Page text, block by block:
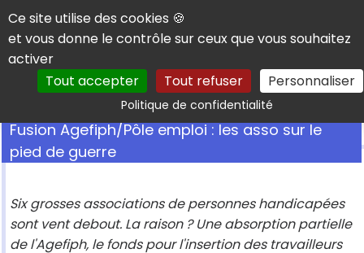
Panneau de gestion des cookies
Ce site utilise des cookies 🍪
et vous donne le contrôle sur ceux que vous souhaitez
activer
Tout accepter
Tout refuser Personnaliser
Politique de confidentialitéRechercher
Fusion Agefiph/Pôle emploi : les asso sur le
pied de guerre
Six grosses associations de personnes handicapées
sont vent debout. La raison ? Une absorption partielle
de l'Agefiph, le fonds pour l'insertion des travailleurs